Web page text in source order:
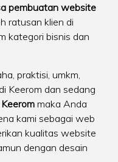
pembuatan website
ratusan klien di
kategori bisnis dan
praktisi, umkm,
Keerom dan sedang
maka Anda
kami sebagai web
kualitas website
dengan desain